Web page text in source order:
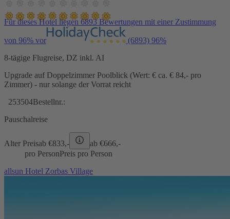
Für dieses Hotel liegen 6893 Bewertungen mit einer Zustimmung
von 96% vor (6893) 96%
8-tägige Flugreise, DZ inkl. AI
Upgrade auf Doppelzimmer Poolblick (Wert: € ca. € 84,- pro
Zimmer) - nur solange der Vorrat reicht
253504Bestellnr.:
Pauschalreise
Alter Preisab €833,- ab €666,-
pro PersonPreis pro Person
allsun Hotel Zorbas Village